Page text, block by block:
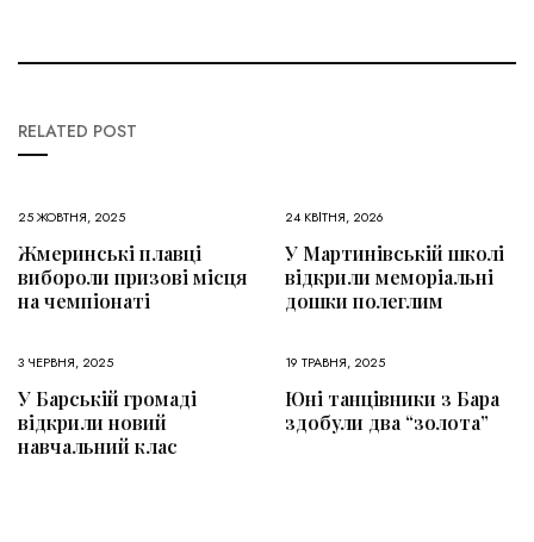
RELATED POST
25 ЖОВТНЯ, 2025
Жмеринські плавці
вибороли призові місця
на чемпіонаті
24 КВІТНЯ, 2026
У Мартинівській школі
відкрили меморіальні
дошки полеглим
3 ЧЕРВНЯ, 2025
У Барській громаді
відкрили новий
навчальний клас
19 ТРАВНЯ, 2025
Юні танцівники з Бара
здобули два “золота”